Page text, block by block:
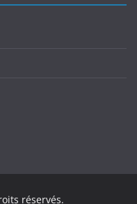
réservés.